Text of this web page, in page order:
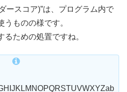
ースコア)”は、プログラム内で
うものの様です。
るための処置ですね。